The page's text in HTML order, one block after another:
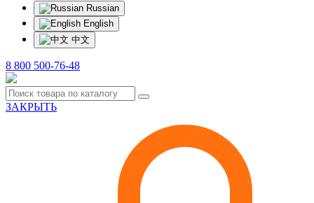
Russian
English
中文
8 800 500-76-48
ЗАКРЫТЬ